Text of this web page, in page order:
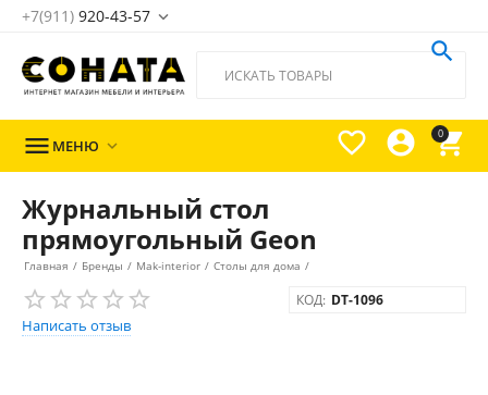
+7(911) 920-43-57 
0




 МЕНЮ 
Журнальный стол
прямоугольный Geon
Главная / Бренды / Mak-interior / Столы для дома /
Написать отзыв
КОД: DT-1096